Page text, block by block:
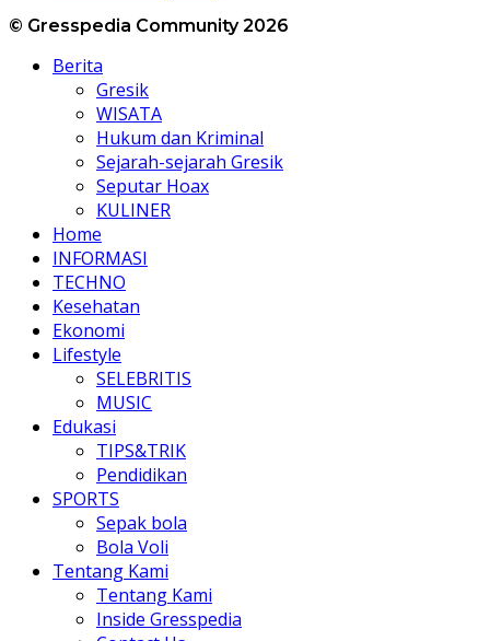
© Gresspedia Community 2026
Berita
Gresik
WISATA
Hukum dan Kriminal
Sejarah-sejarah Gresik
Seputar Hoax
KULINER
Home
INFORMASI
TECHNO
Kesehatan
Ekonomi
Lifestyle
SELEBRITIS
MUSIC
Edukasi
TIPS&TRIK
Pendidikan
SPORTS
Sepak bola
Bola Voli
Tentang Kami
Tentang Kami
Inside Gresspedia